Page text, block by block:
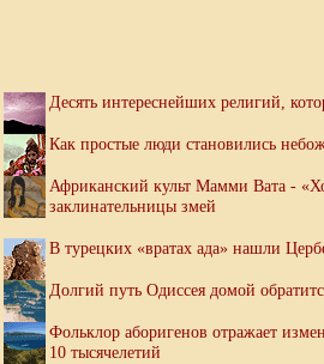
Десять интереснейших религий,
Как простые люди становились
Африканский культ Мамми Вата -
заклинательницы змей
В турецких «вратах ада» нашли
Долгий путь Одиссея домой
Фольклор аборигенов отражает
10 тысячелетий